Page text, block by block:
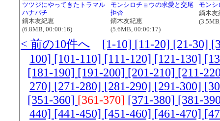
ツツジにやってきたトラマル
ハナバチ
鏑木友紀恵
(6.8MB, 00:00:16)
モンシロチョウの求愛と交尾
拒否
鏑木友紀恵
(5.6MB, 00:00:17)
モンシ
鏑木友
< 前の10件へ [1-10] [11-20] [21-30]
100] [101-110] [111-120] [121-130]
[181-190] [191-200] [201-210] [211-
270] [271-280] [281-290] [291-300]
[351-360] [361-370] [371-380] [381-
440] [441-450] [451-460] [461-470]